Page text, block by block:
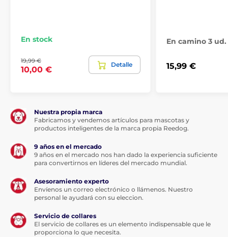
En stock
19,99 €
10,00 €
Detalle
En camino 3 ud.
15,99 €
Nuestra propia marca
Fabricamos y vendemos artículos para mascotas y
productos inteligentes de la marca propia Reedog.
9 años en el mercado
9 años en el mercado nos han dado la experiencia suficiente
para convertirnos en líderes del mercado mundial.
Asesoramiento experto
Envíenos un correo electrónico o llámenos. Nuestro
personal le ayudará con su eleccion.
Servicio de collares
El servicio de collares es un elemento indispensable que le
proporciona lo que necesita.